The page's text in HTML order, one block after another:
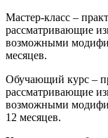
Мастер-класс –
рассматривающие
возможными
месяцев.
Обучающий курс –
рассматривающие
возможными
12 месяцев.